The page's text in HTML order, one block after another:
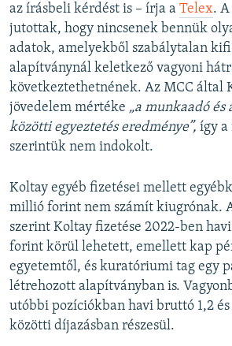
az írásbeli kérdést is – írja a Telex.
jutottak, hogy nincsenek bennük
adatok, amelyekből szabálytalan
alapítványnál keletkező vagyoni
következtethetnének. Az MCC által
jövedelem mértéke „a munkaadó
közötti egyeztetés eredménye”, így a
szerintük nem indokolt.
Koltay egyéb fizetései mellett
millió forint nem számít kiugrónak.
szerint Koltay fizetése 2022-ben
forint körül lehetett, emellett kap
egyetemtől, és kuratóriumi tag egy
létrehozott alapítványban is.
utóbbi pozíciókban havi bruttó 1,2
közötti díjazásban részesül.